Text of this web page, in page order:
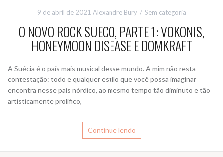
9 de abril de 2021 Alexandre Bury Sem categoria
O NOVO ROCK SUECO, PARTE 1: VOKONIS,
HONEYMOON DISEASE E DOMKRAFT
A Suécia é o país mais musical desse mundo. A mim não resta
contestação: todo e qualquer estilo que você possa imaginar
encontra nesse país nórdico, ao mesmo tempo tão diminuto e tão
artisticamente prolífico,
Continue lendo